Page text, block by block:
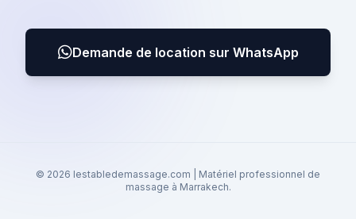
Demande de location sur WhatsApp
© 2026 lestabledemassage.com | Matériel professionnel de
massage à Marrakech.